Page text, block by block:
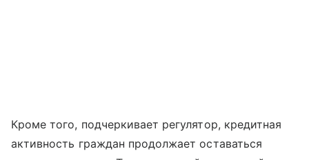
Кроме того, подчеркивает регулятор, кредитная
активность граждан продолжает оставаться